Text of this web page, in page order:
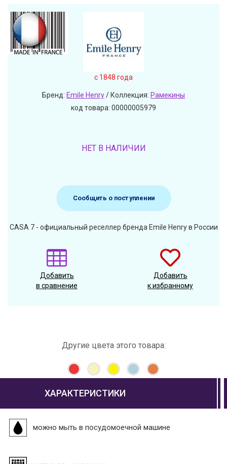
c 1848 года
Бренд: Emile Henry/ Коллекция: Рамекины
код товара: 00000005979
НЕТ В НАЛИЧИИ
Сообщить о поступлении
CASA 7 - официальный реселлер бренда Emile Henry в России
Добавить
в сравнение
Добавить
к избранному
Другие цвета этого товара:
ХАРАКТЕРИСТИКИ
можно мыть в посудомоечной машине